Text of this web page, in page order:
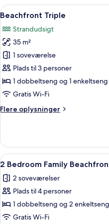
Indlæs
alle
billeder
af
Beachfront
Triple
7
Beachfront Triple
Strandudsigt
35 m²
1 soveværelse
Plads til 3 personer
1 dobbeltseng og 1 enkeltseng
Gratis Wi-Fi
Flere oplysninger
Flere
Triple
Indlæs
alle
billeder
af
2
Bedroom
8
2 Bedroom Family
2 soveværelser
Plads til 4 personer
1 dobbeltseng og 2
Gratis Wi-Fi